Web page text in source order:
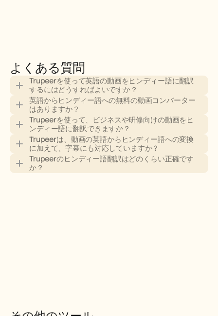
よくある質問
Trupeerを使って英語の動画をヒンディー語に翻訳
するにはどうすればよいですか？
英語からヒンディー語への無料の動画コンバーター
はありますか？
Trupeerを使って、ビジネスや研修向けの動画をヒ
ンディー語に翻訳できますか？
Trupeerは、動画の英語からヒンディー語への変換
に加えて、字幕にも対応していますか？
Trupeerのヒンディー語翻訳はどのくらい正確です
か？